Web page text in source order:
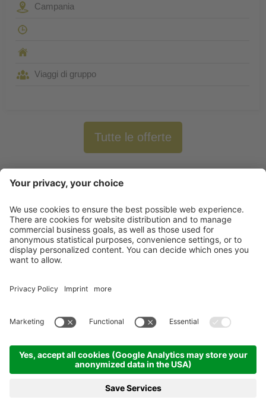
Campania
Viaggi di gruppo
Tutte le offerte
X-Large Travel
Contatto
2026 X-Large Travel - X-Large s.n.c. di Gottfried Walter & Co.. P. IVA e Cod.
Fisc. 01544740218. Impressum. Sitemap. Impostazioni cookie